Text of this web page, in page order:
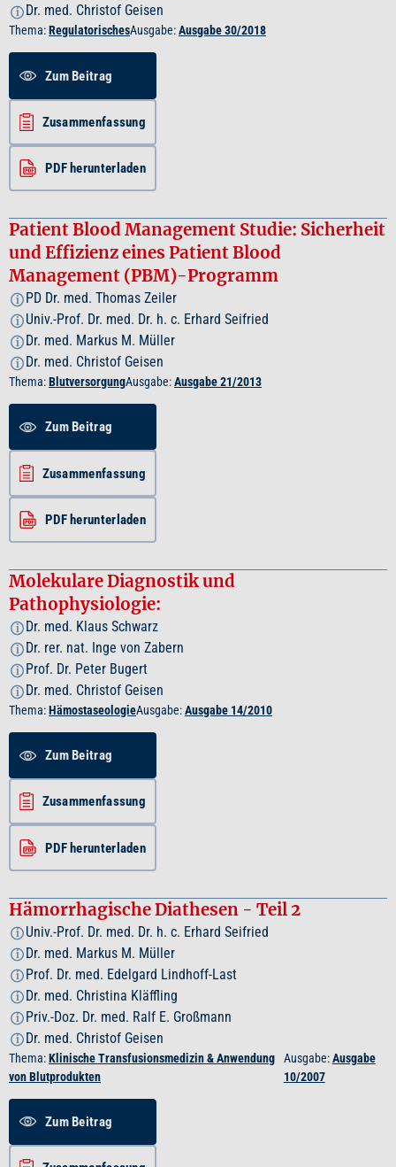
i Dr. med. Christof Geisen
Thema:RegulatorischesAusgabe:Ausgabe 30/2018
Zum Beitrag
Zusammenfassung
PDF herunterladen
Patient Blood Management Studie: Sicherheit
und Effizienz eines Patient Blood
Management (PBM)-Programm
i PD Dr. med. Thomas Zeiler
i Univ.-Prof. Dr. med. Dr. h. c. Erhard Seifried
i Dr. med. Markus M. Müller
i Dr. med. Christof Geisen
Thema:BlutversorgungAusgabe:Ausgabe 21/2013
Zum Beitrag
Zusammenfassung
PDF herunterladen
Molekulare Diagnostik und
Pathophysiologie:
i Dr. med. Klaus Schwarz
i Dr. rer. nat. Inge von Zabern
i Prof. Dr. Peter Bugert
i Dr. med. Christof Geisen
Thema:HämostaseologieAusgabe:Ausgabe 14/2010
Zum Beitrag
Zusammenfassung
PDF herunterladen
Hämorrhagische Diathesen - Teil 2
i Univ.-Prof. Dr. med. Dr. h. c. Erhard Seifried
i Dr. med. Markus M. Müller
i Prof. Dr. med. Edelgard Lindhoff-Last
i Dr. med. Christina Kläffling
i Priv.-Doz. Dr. med. Ralf E. Großmann
i Dr. med. Christof Geisen
Thema:Klinische Transfusionsmedizin & Anwendung
von Blutprodukten
Ausgabe:Ausgabe
10/2007
Zum Beitrag